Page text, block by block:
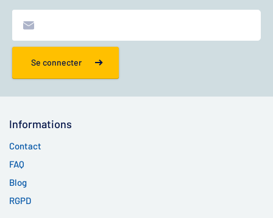
Se connecter
Informations
Contact
FAQ
Blog
RGPD